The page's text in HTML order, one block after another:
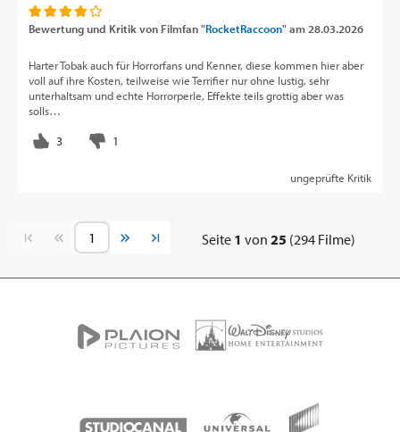
Bewertung und Kritik von Filmfan "RocketRaccoon"am 28.03.2026
Harter Tobak auch für Horrorfans und Kenner, diese kommen hier aber
voll auf ihre Kosten, teilweise wie Terrifier nur ohne lustig, sehr
unterhaltsam und echte Horrorperle, Effekte teils grottig aber was
solls…
ungeprüfte Kritik
Vorherige SeiteNächste SeiteSeite 1 von 25 (294 Filme)